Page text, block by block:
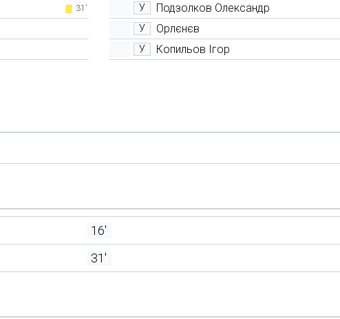
31' У Подзолков Олександр
У Орлєнєв
У Копильов Ігор
16'
31'